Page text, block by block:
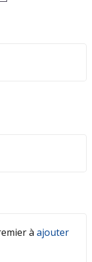
à ajouter